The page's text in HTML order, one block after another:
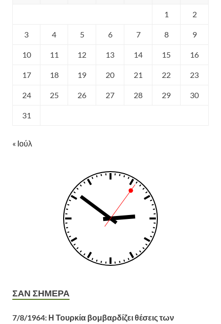
1 2
3 4 5 6 7 8 9
10 11 12 13 14 15 16
17 18 19 20 21 22 23
24 25 26 27 28 29 30
31
« Ιούλ
ΣΑΝ ΣΗΜΕΡΑ
7/8/1964: Η Τουρκία βομβαρδίζει θέσεις των